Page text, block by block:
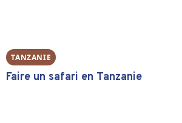
TANZANIE
Faire un safari en Tanzanie